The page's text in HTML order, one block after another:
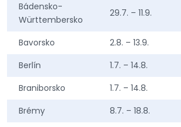
Bádensko-
Württembersko
29.7. – 11.9.
Bavorsko
2.8. – 13.9.
Berlín
1.7. – 14.8.
Braniborsko
1.7. – 14.8.
Brémy
8.7. – 18.8.